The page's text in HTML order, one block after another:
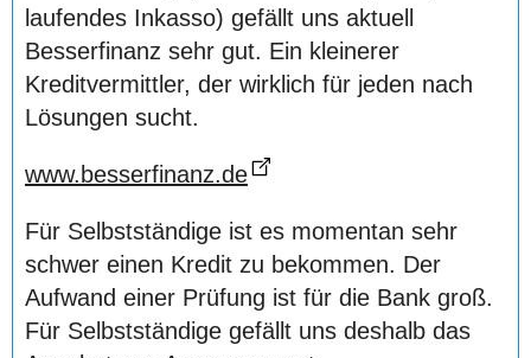
laufendes Inkasso) gefällt uns aktuell
Besserfinanz sehr gut. Ein kleinerer
Kreditvermittler, der wirklich für jeden nach
Lösungen sucht.
www.besserfinanz.de
Für Selbstständige ist es momentan sehr
schwer einen Kredit zu bekommen. Der
Aufwand einer Prüfung ist für die Bank groß.
Für Selbstständige gefällt uns deshalb das